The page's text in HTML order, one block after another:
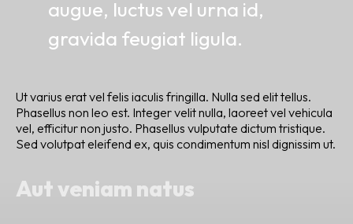
augue, luctus vel urna id,
gravida feugiat ligula.
Ut varius erat vel felis iaculis fringilla. Nulla sed elit tellus.
Phasellus non leo est. Integer velit nulla, laoreet vel vehicula
vel, efficitur non justo. Phasellus vulputate dictum tristique.
Sed volutpat eleifend ex, quis condimentum nisl dignissim ut.
Aut veniam natus